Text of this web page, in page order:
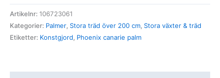
Artikelnr: 106723061
Kategorier: Palmer, Stora träd över 200 cm, Stora växter & träd
Etiketter: Konstgjord, Phoenix canarie palm